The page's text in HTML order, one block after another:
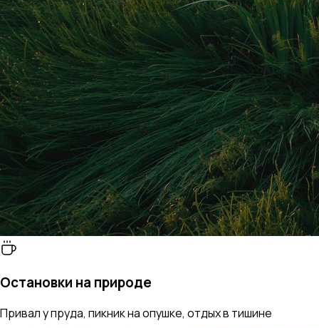
Остановки на природе
Привал у пруда, пикник на опушке, отдых в тишине